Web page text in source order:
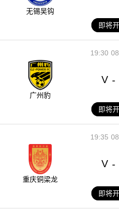
无锡吴钩
即将
19:30
广州豹
V -
即将
19:35
重庆铜梁龙
V -
即将